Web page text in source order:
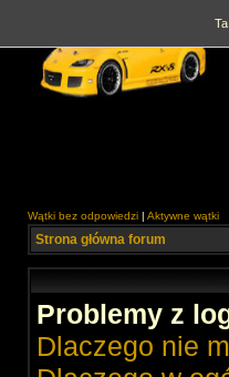
Wątki bez odpowiedzi | Aktywne wątki
Strona główna forum
Problemy z
Dlaczego nie